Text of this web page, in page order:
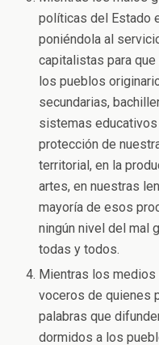
políticas del Estado
poniéndola al
capitalistas para
los pueblos
secundarias,
sistemas
protección de
territorial, en la
artes, en nuestras
mayoría de esos
ningún nivel del mal
todas y todos.
Mientras los medios
voceros de quienes
palabras que
dormidos a los